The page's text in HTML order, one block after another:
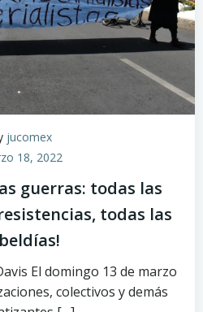
jucomex
18, 2022
guerras: todas las
todas las
El domingo 13 de marzo
colectivos y demás